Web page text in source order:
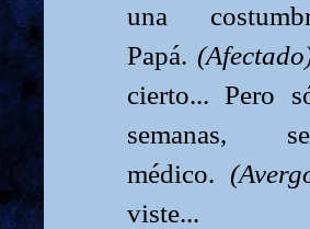
una
Papá.
cierto... Pero
médico.
viste...